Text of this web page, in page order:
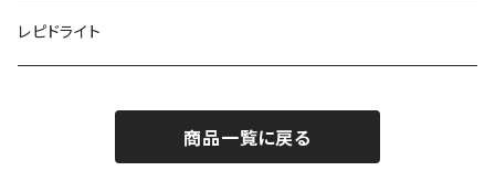
レピドライト
商品一覧に戻る